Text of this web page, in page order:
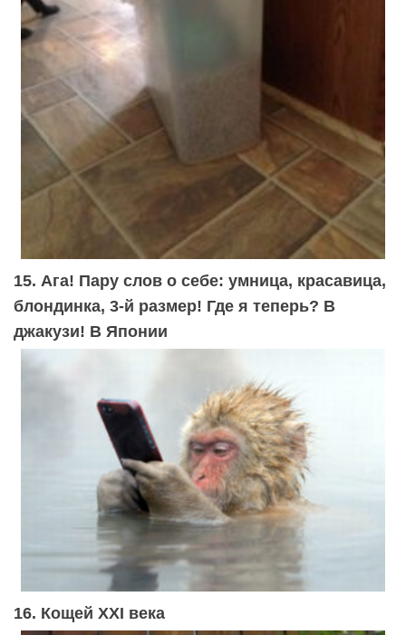
15. Ага! Пару слов о себе: умница, красавица,
блондинка, 3-й размер! Где я теперь? В
джакузи! В Японии
16. Кощей XXI века